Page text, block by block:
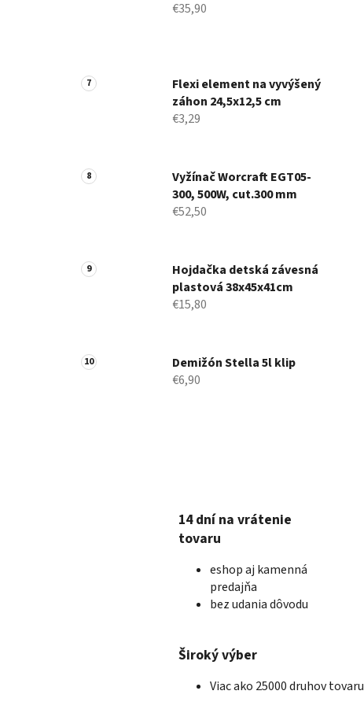
€35,90
Flexi element na vyvýšený
záhon 24,5x12,5 cm
€3,29
Vyžínač Worcraft EGT05-
300, 500W, cut.300 mm
€52,50
Hojdačka detská závesná
plastová 38x45x41cm
€15,80
Demižón Stella 5l klip
€6,90
14 dní na vrátenie
tovaru
eshop aj kamenná
predajňa
bez udania dôvodu
Široký výber
Viac ako 25000 druhov tovaru